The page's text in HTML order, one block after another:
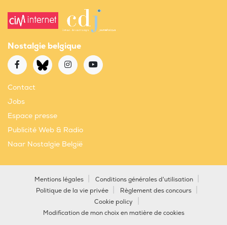
Nostalgie belgique
Contact
Jobs
Espace presse
Publicité Web & Radio
Naar Nostalgie België
Mentions légales
Conditions générales d'utilisation
Politique de la vie privée
Règlement des concours
Cookie policy
Modification de mon choix en matière de cookies